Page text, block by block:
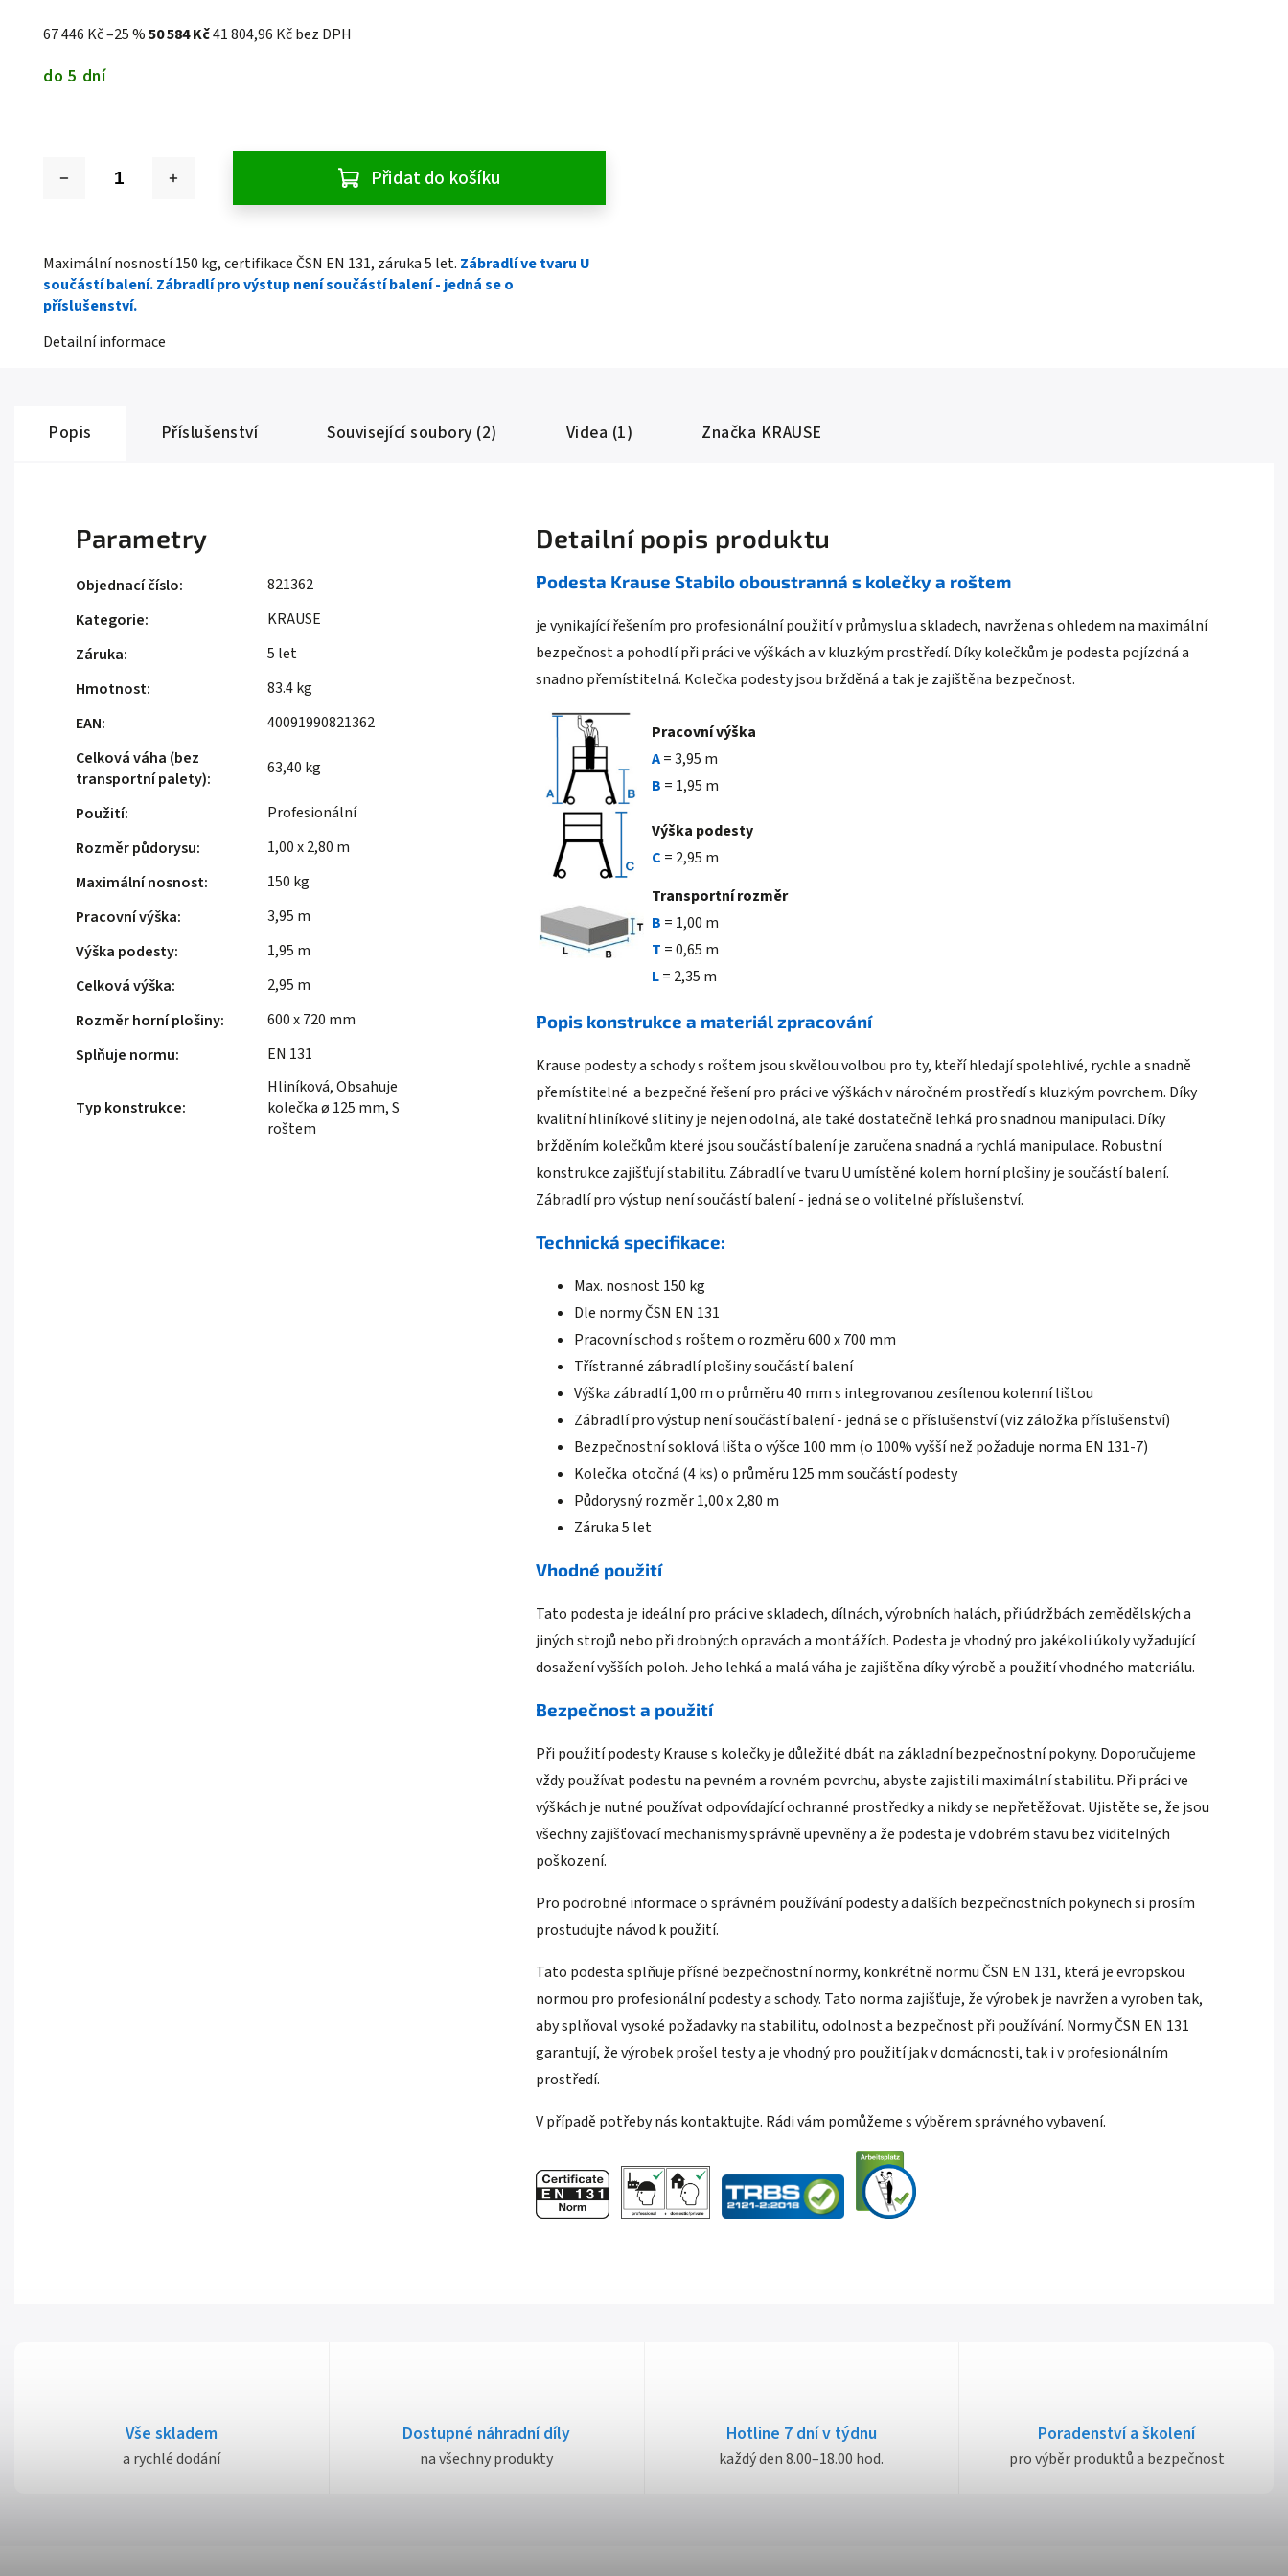
67 446 Kč–25 %50 584 Kč41 804,96 Kč bez DPH
do 5 dní
Přidat do košíku
Maximální nosností 150 kg, certifikace ČSN EN 131, záruka 5 let. Zábradlí ve tvaru U
součástí balení. Zábradlí pro výstup není součástí balení - jedná se o
příslušenství.
Detailní informace
Popis Příslušenství Související soubory (2) Videa (1) Značka KRAUSE
Detailní popis produktu
Podesta Krause Stabilo oboustranná s kolečky a roštem
je vynikající řešením pro profesionální použití v průmyslu a skladech, navržena s ohledem na maximální
bezpečnost a pohodlí při práci ve výškách a v kluzkým prostředí. Díky kolečkům je podesta pojízdná a
snadno přemístitelná. Kolečka podesty jsou bržděná a tak je zajištěna bezpečnost.
Pracovní výška
A= 3,95 m
B = 1,95 m
Výška podesty
C = 2,95 m
Transportní rozměr
B = 1,00 m
T =0,65 m
L= 2,35 m
Popis konstrukce a materiál zpracování
Krause podesty a schody s roštem jsou skvělou volbou pro ty, kteří hledají spolehlivé, rychle a snadně
přemístitelné a bezpečné řešení pro práci ve výškách v náročném prostředí s kluzkým povrchem. Díky
kvalitní hliníkové slitiny je nejen odolná, ale také dostatečně lehká pro snadnou manipulaci. Díky
bržděním kolečkům které jsou součástí balení je zaručena snadná a rychlá manipulace. Robustní
konstrukce zajišťují stabilitu. Zábradlí ve tvaru U umístěné kolem horní plošiny je součástí balení.
Zábradlí pro výstup není součástí balení - jedná se o volitelné příslušenství.
Technická specifikace:
Max. nosnost 150 kg
Dle normy ČSN EN 131
Pracovní schod s roštem o rozměru 600 x 700 mm
Třístranné zábradlí plošiny součástí balení
Výška zábradlí 1,00 m o průměru 40 mm s integrovanou zesílenou kolenní lištou
Zábradlí pro výstup není součástí balení - jedná se o příslušenství (viz záložka příslušenství)
Bezpečnostní soklová lišta o výšce 100 mm (o 100% vyšší než požaduje norma EN 131-7)
Kolečka otočná (4 ks) o průměru 125 mm součástí podesty
Půdorysný rozměr 1,00 x 2,80 m
Záruka 5 let
Vhodné použití
Tato podesta je ideální pro práci ve skladech, dílnách, výrobních halách, při údržbách zemědělských a
jiných strojů nebo při drobných opravách a montážích. Podesta je vhodný pro jakékoli úkoly vyžadující
dosažení vyšších poloh. Jeho lehká a malá váha je zajištěna díky výrobě a použití vhodného materiálu.
Bezpečnost a použití
Při použití podesty Krause s kolečky je důležité dbát na základní bezpečnostní pokyny. Doporučujeme
vždy používat podestu na pevném a rovném povrchu, abyste zajistili maximální stabilitu. Při práci ve
výškách je nutné používat odpovídající ochranné prostředky a nikdy se nepřetěžovat. Ujistěte se, že jsou
všechny zajišťovací mechanismy správně upevněny a že podesta je v dobrém stavu bez viditelných
poškození.
Pro podrobné informace o správném používání podesty a dalších bezpečnostních pokynech si prosím
prostudujte návod k použití.
Tato podesta splňuje přísné bezpečnostní normy, konkrétně normu ČSN EN 131, která je evropskou
normou pro profesionální podesty a schody. Tato norma zajišťuje, že výrobek je navržen a vyroben tak,
aby splňoval vysoké požadavky na stabilitu, odolnost a bezpečnost při používání. Normy ČSN EN 131
garantují, že výrobek prošel testy a je vhodný pro použití jak v domácnosti, tak i v profesionálním
prostředí.
V případě potřeby nás kontaktujte. Rádi vám pomůžeme s výběrem správného vybavení.
Parametry
Objednací číslo:
821362
Kategorie:
KRAUSE
Záruka:
5 let
Hmotnost:
83.4 kg
EAN:
40091990821362
Celková váha (bez
transportní palety):
63,40 kg
Použití:
Profesionální
Rozměr půdorysu:
1,00 x 2,80 m
Maximální nosnost:
150 kg
Pracovní výška:
3,95 m
Výška podesty:
1,95 m
Celková výška:
2,95 m
Rozměr horní plošiny:
600 x 720 mm
Splňuje normu: EN 131
Typ konstrukce:
Hliníková, Obsahuje
kolečka ø 125 mm, S
roštem
Vše skladem
a rychlé dodání
Dostupné náhradní díly
na všechny produkty
Hotline 7 dní v týdnu
každý den 8.00–18.00 hod.
Poradenství a školení
pro výběr produktů a bezpečnost